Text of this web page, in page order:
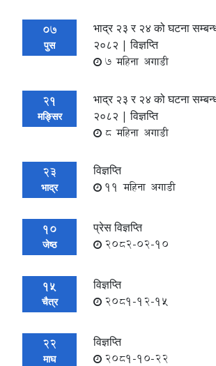
07
पुस
भाद्र २३ र २४ को घटना
२०८२ | विज्ञप्ति
7 महिना अगाडी
21
मङ्सिर
भाद्र २३ र २४ को घटना
२०८२ | विज्ञप्ति
8 महिना अगाडी
23
भाद्र
विज्ञप्ति
11 महिना अगाडी
10
जेष्ठ
प्रेस विज्ञप्ति
2082-02-10
15
चैत्र
विज्ञप्ति
2081-12-15
22
माघ
विज्ञप्ति
2081-10-22